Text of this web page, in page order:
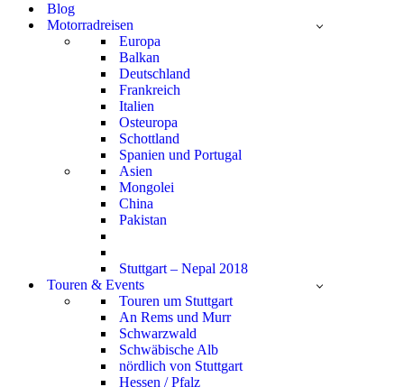
Blog
Motorradreisen
Europa
Balkan
Deutschland
Frankreich
Italien
Osteuropa
Schottland
Spanien und Portugal
Asien
Mongolei
China
Pakistan
Stuttgart – Nepal 2018
Touren & Events
Touren um Stuttgart
An Rems und Murr
Schwarzwald
Schwäbische Alb
nördlich von Stuttgart
Hessen / Pfalz